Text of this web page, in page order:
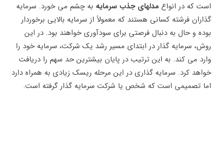
است که در انواع مدلهای جذب سرمایه به چشم می خورد. سرمایه
گذاران فرشته کسانی هستند که معمولاً از سرمایه بالایی برخوردار
بوده و حال به دنبال فرصتی برای سودآوری خواهند بود. در این
روش، سرمایه گذار در ابتدای مسیر رشد یک شرکت، سرمایه خود را
وارد می کند. به این ترتیب در پایان بیشترین حد سهم را دریافت
خواهد کرد. سرمایه گذاری در این مرحله ریسک زیادی به همراه دارد
اما تصمیمی است که شخص یا شرکت سرمایه گذار گرفته است.